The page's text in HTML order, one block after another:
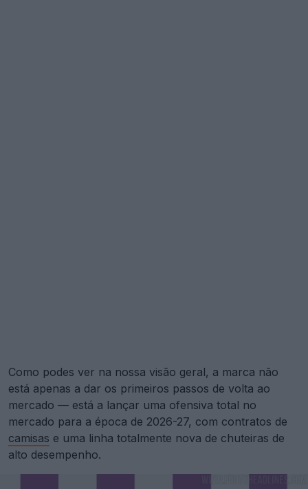
Como podes ver na nossa visão geral, a marca não
está apenas a dar os primeiros passos de volta ao
mercado — está a lançar uma ofensiva total no
mercado para a época de 2026-27, com contratos de
camisas e uma linha totalmente nova de chuteiras de
alto desempenho.